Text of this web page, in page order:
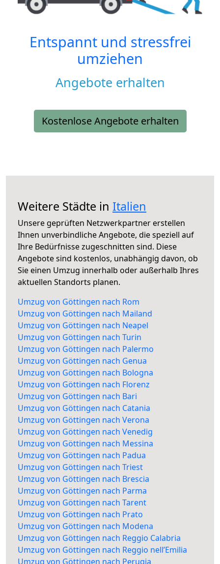
Entspannt und stressfrei
umziehen
Angebote erhalten
Kostenlose Angebote erhalten
Weitere Städte in Italien
Unsere geprüften Netzwerkpartner erstellen
Ihnen unverbindliche Angebote, die speziell auf
Ihre Bedürfnisse zugeschnitten sind. Diese
Angebote sind kostenlos, unabhängig davon, ob
Sie einen Umzug innerhalb oder außerhalb Ihres
aktuellen Standorts planen.
Umzug von Göttingen nach Rom
Umzug von Göttingen nach Mailand
Umzug von Göttingen nach Neapel
Umzug von Göttingen nach Turin
Umzug von Göttingen nach Palermo
Umzug von Göttingen nach Genua
Umzug von Göttingen nach Bologna
Umzug von Göttingen nach Florenz
Umzug von Göttingen nach Bari
Umzug von Göttingen nach Catania
Umzug von Göttingen nach Verona
Umzug von Göttingen nach Venedig
Umzug von Göttingen nach Messina
Umzug von Göttingen nach Padua
Umzug von Göttingen nach Triest
Umzug von Göttingen nach Brescia
Umzug von Göttingen nach Parma
Umzug von Göttingen nach Tarent
Umzug von Göttingen nach Prato
Umzug von Göttingen nach Modena
Umzug von Göttingen nach Reggio Calabria
Umzug von Göttingen nach Reggio nell’Emilia
Umzug von Göttingen nach Perugia